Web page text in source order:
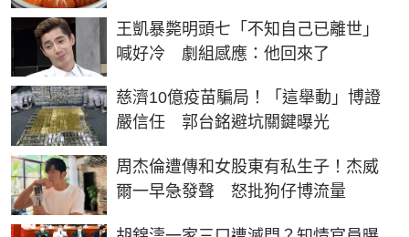
王凱暴斃明頭七「不知自己已離世」
喊好冷 劇組感應：他回來了
慈濟10億疫苗騙局！「這舉動」博證
嚴信任 郭台銘避坑關鍵曝光
周杰倫遭傳和女股東有私生子！杰威
爾一早急發聲 怒批狗仔博流量